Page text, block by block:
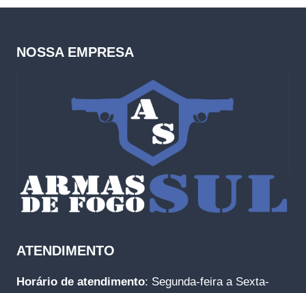
NOSSA EMPRESA
ATENDIMENTO
Horário de atendimento: Segunda-feira a Sexta-